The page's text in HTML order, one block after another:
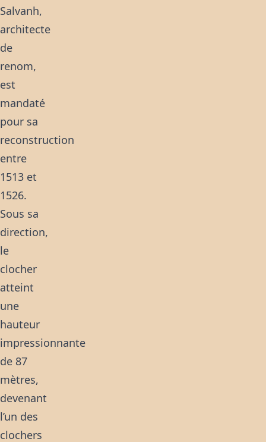
Salvanh,
architecte
de
renom,
est
mandaté
pour sa
reconstruction
entre
1513 et
1526.
Sous sa
direction,
le
clocher
atteint
une
hauteur
impressionnante
de 87
mètres,
devenant
l’un des
clochers